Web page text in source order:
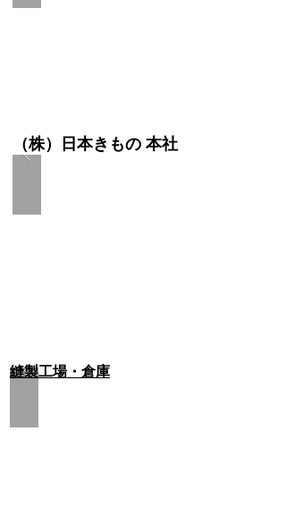
​（株）日本きもの 本社
​縫製工場・倉庫